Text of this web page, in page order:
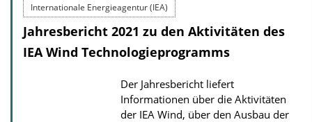
Internationale Energieagentur (IEA)
Jahresbericht 2021 zu den Aktivitäten des
IEA Wind Technologieprogramms
Der Jahresbericht liefert
Informationen über die Aktivitäten
der IEA Wind, über den Ausbau der